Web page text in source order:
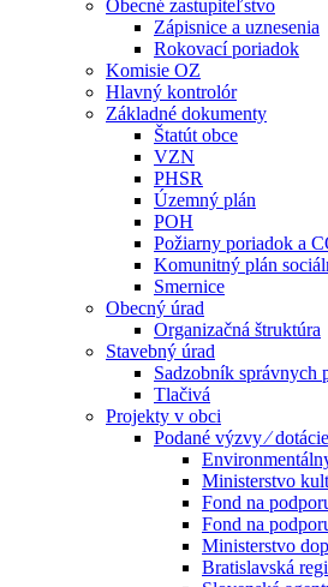
Obecné zastupiteľstvo
Zápisnice a uznesenia
Rokovací poriadok
Komisie OZ
Hlavný kontrolór
Základné dokumenty
Štatút obce
VZN
PHSR
Územný plán
POH
Požiarny poriadok a
Komunitný plán
Smernice
Obecný úrad
Organizačná štruktúra
Stavebný úrad
Sadzobník správnych
Tlačivá
Projekty v obci
Podané výzvy ⁄
Ministerstvo
Fond na
Fond na
Ministerstvo
Bratislavská